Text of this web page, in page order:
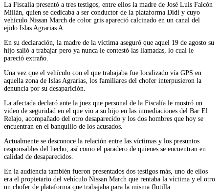
La Fiscalía presentó a tres testigos, entre ellos la madre de José Luis Falcón
Millán, quien se dedicaba a ser conductor de la plataforma Didi y cuyo
vehículo Nissan March de color gris apareció calcinado en un canal del
ejido Islas Agrarias A.
En su declaración, la madre de la víctima aseguró que aquel 19 de agosto su
hijo salió a trabajar pero ya nunca le contestó las llamadas, lo cual le
pareció extraño.
Una vez que el vehículo con el que trabajaba fue localizado vía GPS en
aquella zona de Islas Agrarias, los familiares del chofer interpusieron la
denuncia por su desaparición.
La afectada declaró ante la juez que personal de la Fiscalía le mostró un
video de seguridad en el que vio a su hijo en las inmediaciones del Bar El
Relajo, acompañado del otro desaparecido y los dos hombres que hoy se
encuentran en el banquillo de los acusados.
Actualmente se desconoce la relación entre las víctimas y los presuntos
responsables del hecho, así como el paradero de quienes se encuentran en
calidad de desaparecidos.
En la audiencia también fueron presentados dos testigos más, uno de ellos
era el propietario del vehículo Nissan March que rentaba la víctima y el otro
un chofer de plataforma que trabajaba para la misma flotilla.